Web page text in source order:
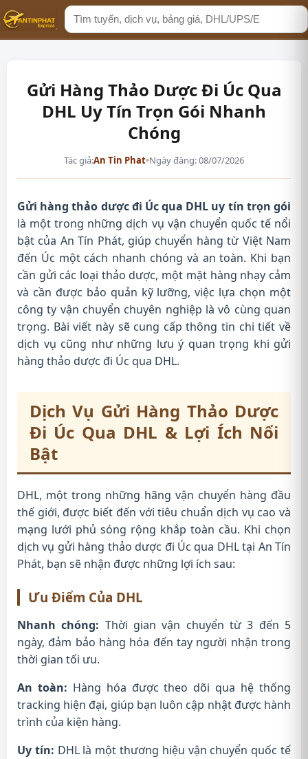
Tìm
kiếm
Gửi Hàng Thảo Dược Đi Úc Qua
DHL Uy Tín Trọn Gói Nhanh
Chóng
Tác giả:An Tin Phat•Ngày đăng: 08/07/2026
Gửi hàng thảo dược đi Úc qua DHL uy tín trọn gói
là một trong những dịch vụ vận chuyển quốc tế nổi
bật của An Tín Phát, giúp chuyển hàng từ Việt Nam
đến Úc một cách nhanh chóng và an toàn. Khi bạn
cần gửi các loại thảo dược, một mặt hàng nhạy cảm
và cần được bảo quản kỹ lưỡng, việc lựa chọn một
công ty vận chuyển chuyên nghiệp là vô cùng quan
trọng. Bài viết này sẽ cung cấp thông tin chi tiết về
dịch vụ cũng như những lưu ý quan trọng khi gửi
hàng thảo dược đi Úc qua DHL.
Dịch Vụ Gửi Hàng Thảo Dược
Đi Úc Qua DHL & Lợi Ích Nổi
Bật
DHL, một trong những hãng vận chuyển hàng đầu
thế giới, được biết đến với tiêu chuẩn dịch vụ cao và
mạng lưới phủ sóng rộng khắp toàn cầu. Khi chọn
dịch vụ gửi hàng thảo dược đi Úc qua DHL tại An Tín
Phát, bạn sẽ nhận được những lợi ích sau:
Ưu Điểm Của DHL
Nhanh chóng: Thời gian vận chuyển từ 3 đến 5
ngày, đảm bảo hàng hóa đến tay người nhận trong
thời gian tối ưu.
An toàn: Hàng hóa được theo dõi qua hệ thống
tracking hiện đại, giúp bạn luôn cập nhật được hành
trình của kiện hàng.
Uy tín: DHL là một thương hiệu vận chuyển quốc tế